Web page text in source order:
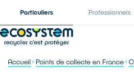
Particuliers Professionnels
Accueil Points de collecte en France